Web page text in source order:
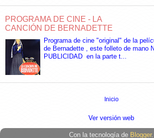
PROGRAMA DE CINE - LA
CANCIÓN DE BERNADETTE
Programa de cine "original" de la
de Bernadette , este folleto de mano
PUBLICIDAD en la parte t...
Inicio
Ver versión web
Con la tecnología de Blogger.